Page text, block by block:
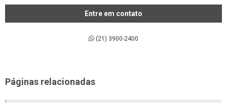
Comprar tubos e conexões ppr
Entre em contato
(21) 3900-2400
Páginas relacionadas